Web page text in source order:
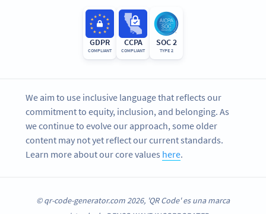
GDPR
COMPLIANT
CCPA
COMPLIANT
SOC 2
TYPE 2
We aim to use inclusive language that reflects our
commitment to equity, inclusion, and belonging. As
we continue to evolve our approach, some older
content may not yet reflect our current standards.
Learn more about our core values here.
© qr-code-generator.com 2026, 'QR Code' es una marca